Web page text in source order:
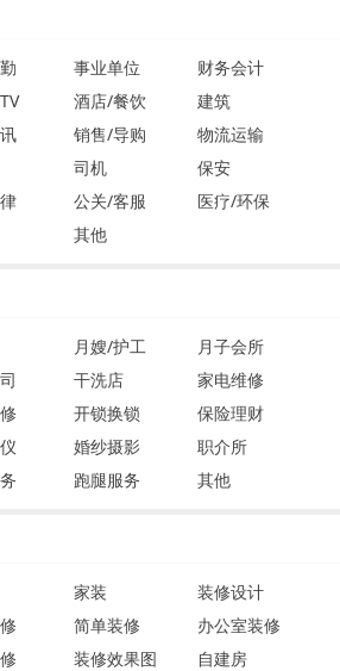
事业单位
财务会计
酒店/餐饮
建筑
销售/导购
物流运输
司机
保安
公关/客服
医疗/环保
其他
月嫂/护工
月子会所
干洗店
家电维修
开锁换锁
保险理财
婚纱摄影
职介所
跑腿服务 其他
家装
装修设计
简单装修
办公室装修
装修效果图
自建房